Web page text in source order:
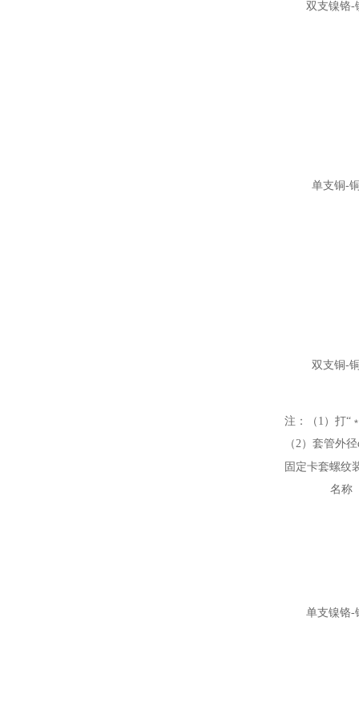
双支镍铬-
单支铜-
双支铜-
注：（1）打
（2）套管外
固定卡套螺纹
名称
单支镍铬-